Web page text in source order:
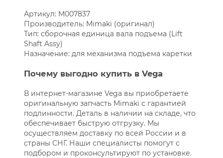
Артикул: M007837
Производитель: Mimaki (оригинал)
Тип: сборочная единица вала подъема (Lift
Shaft Assy)
Назначение: для механизма подъема каретки
Почему выгодно купить в Vega
В интернет-магазине Vega вы приобретаете
оригинальную запчасть Mimaki с гарантией
подлинности. Деталь в наличии на складе, что
обеспечивает быструю отгрузку. Мы
осуществляем доставку по всей России и в
страны СНГ. Наши специалисты помогут с
подбором и проконсультируют по установке.